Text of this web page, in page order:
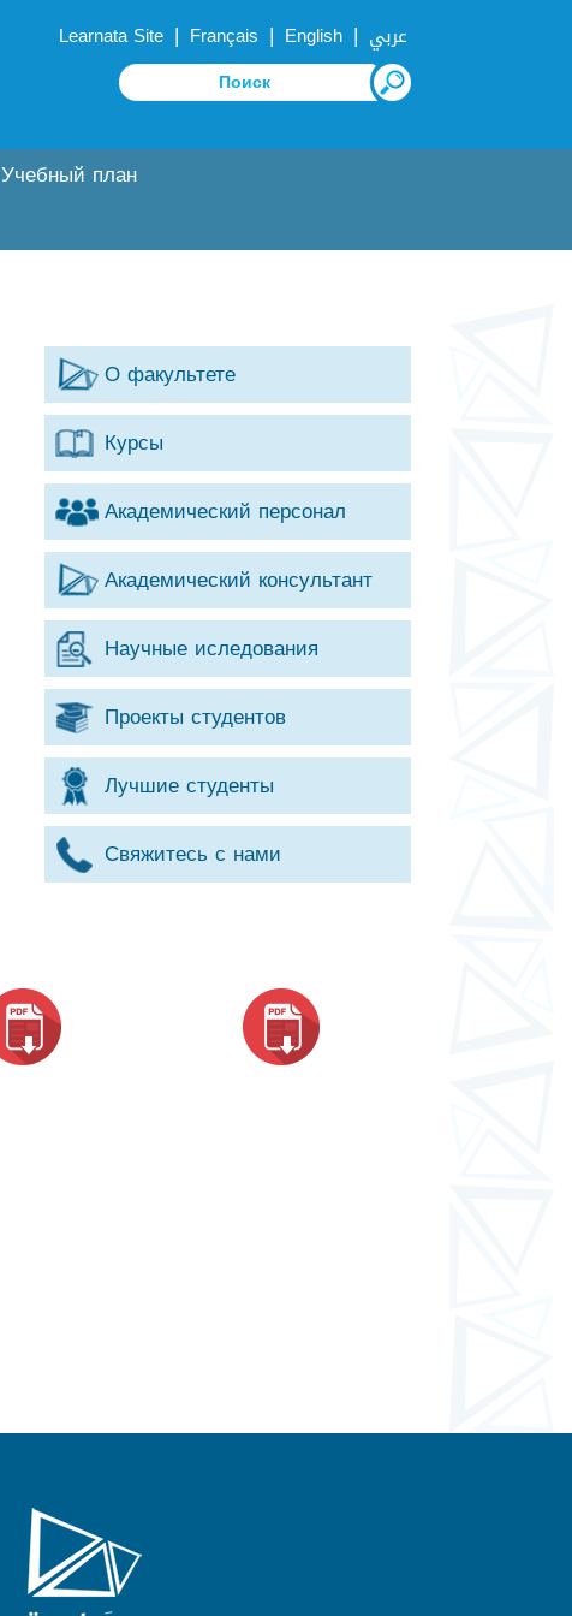
Learnata Site | Français | English | عربي
Учебный план
О факультете
Курсы
Академический персонал
Академический консультант
Научные иследования
Проекты студентов
Лучшие студенты
Свяжитесь с нами